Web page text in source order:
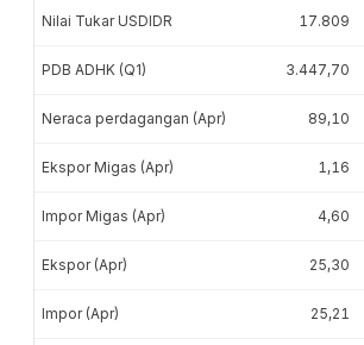
Nilai Tukar USDIDR 17.809
PDB ADHK (Q1) 3.447,70
Neraca perdagangan (Apr) 89,10
Ekspor Migas (Apr) 1,16
Impor Migas (Apr) 4,60
Ekspor (Apr) 25,30
Impor (Apr) 25,21